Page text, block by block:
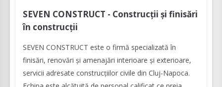
SEVEN CONSTRUCT - Construcții și finisări
în construcții
SEVEN CONSTRUCT este o firmă specializată în
finisări, renovări și amenajări interioare și exterioare,
servicii adresate construcțiilor civile din Cluj-Napoca.